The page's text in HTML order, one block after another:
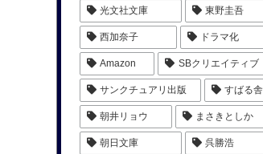
光文社文庫 東野圭吾
西加奈子 ドラマ化
Amazon SBクリエイティブ
サンクチュアリ出版 すばる舎
朝井リョウ まさきとしか
朝日文庫 呉勝浩